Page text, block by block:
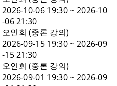
2026-10-06 19:30 ~ 2026-10
-06 21:30
오인회 (중론 강의)
2026-09-15 19:30 ~ 2026-09
-15 21:30
오인회 (중론 강의)
2026-09-01 19:30 ~ 2026-09